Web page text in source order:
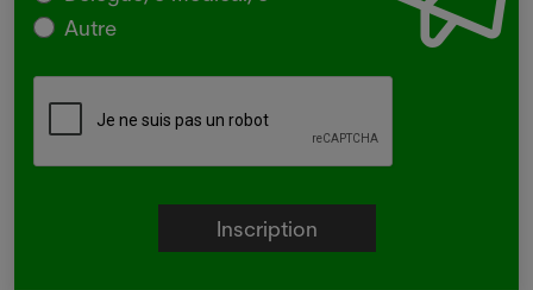
Autre